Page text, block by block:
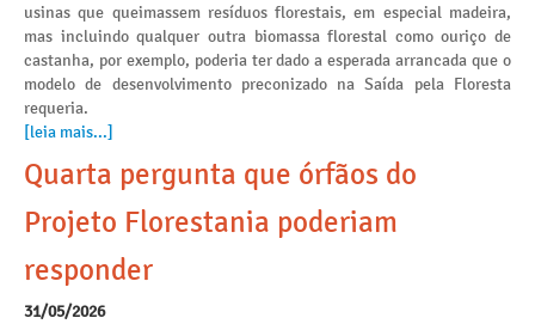
usinas que queimassem resíduos florestais, em especial madeira,
mas incluindo qualquer outra biomassa florestal como ouriço de
castanha, por exemplo, poderia ter dado a esperada arrancada que o
modelo de desenvolvimento preconizado na Saída pela Floresta
requeria.
[leia mais...]
Quarta pergunta que órfãos do
Projeto Florestania poderiam
responder
31/05/2026